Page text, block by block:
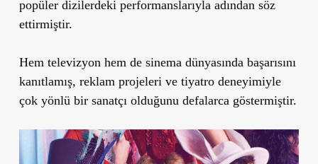
popüler dizilerdeki performanslarıyla adından söz
ettirmiştir.
Hem televizyon hem de sinema dünyasında başarısını
kanıtlamış, reklam projeleri ve tiyatro deneyimiyle
çok yönlü bir sanatçı olduğunu defalarca göstermiştir.